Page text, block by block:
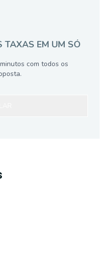
TAXAS EM UM SÓ
com todos os